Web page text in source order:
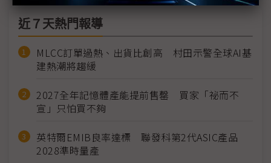
近７天熱門報導
MLCC訂單過熱、出貨比創高 村田示警全球AI基
建熱潮將趨緩
2027全年記憶體產能提前售罄 買家「祕而不
宣」只怕買不夠
英特爾EMIB良率達標 聯發科第2代ASIC產品
2028準時量產